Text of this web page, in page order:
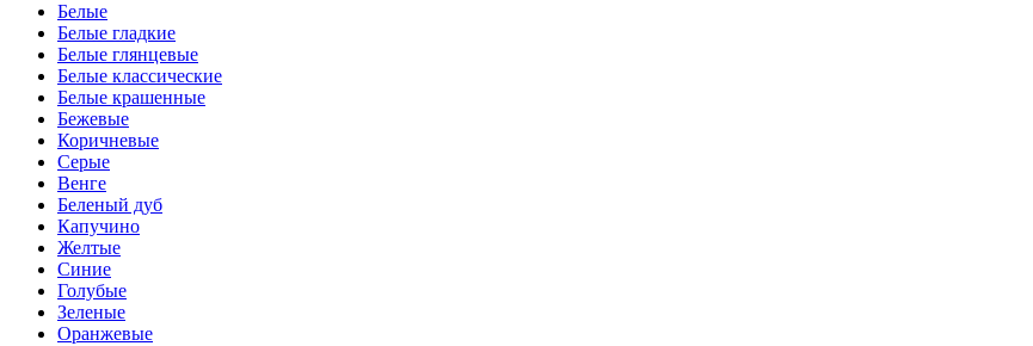
Белые
Белые гладкие
Белые глянцевые
Белые классические
Белые крашенные
Бежевые
Коричневые
Серые
Венге
Беленый дуб
Капучино
Желтые
Синие
Голубые
Зеленые
Оранжевые